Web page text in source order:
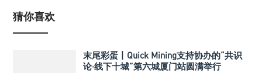
猜你喜欢
末尾彩蛋丨Quick Mining支持协办的“共识
论·线下十城”第六城厦门站圆满举行